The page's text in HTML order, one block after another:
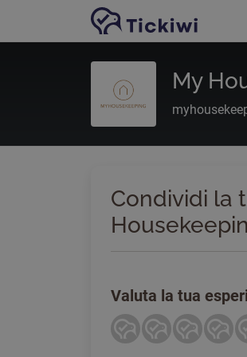
Vai al contenuto principale
My
Condividi la
Valuta la tua